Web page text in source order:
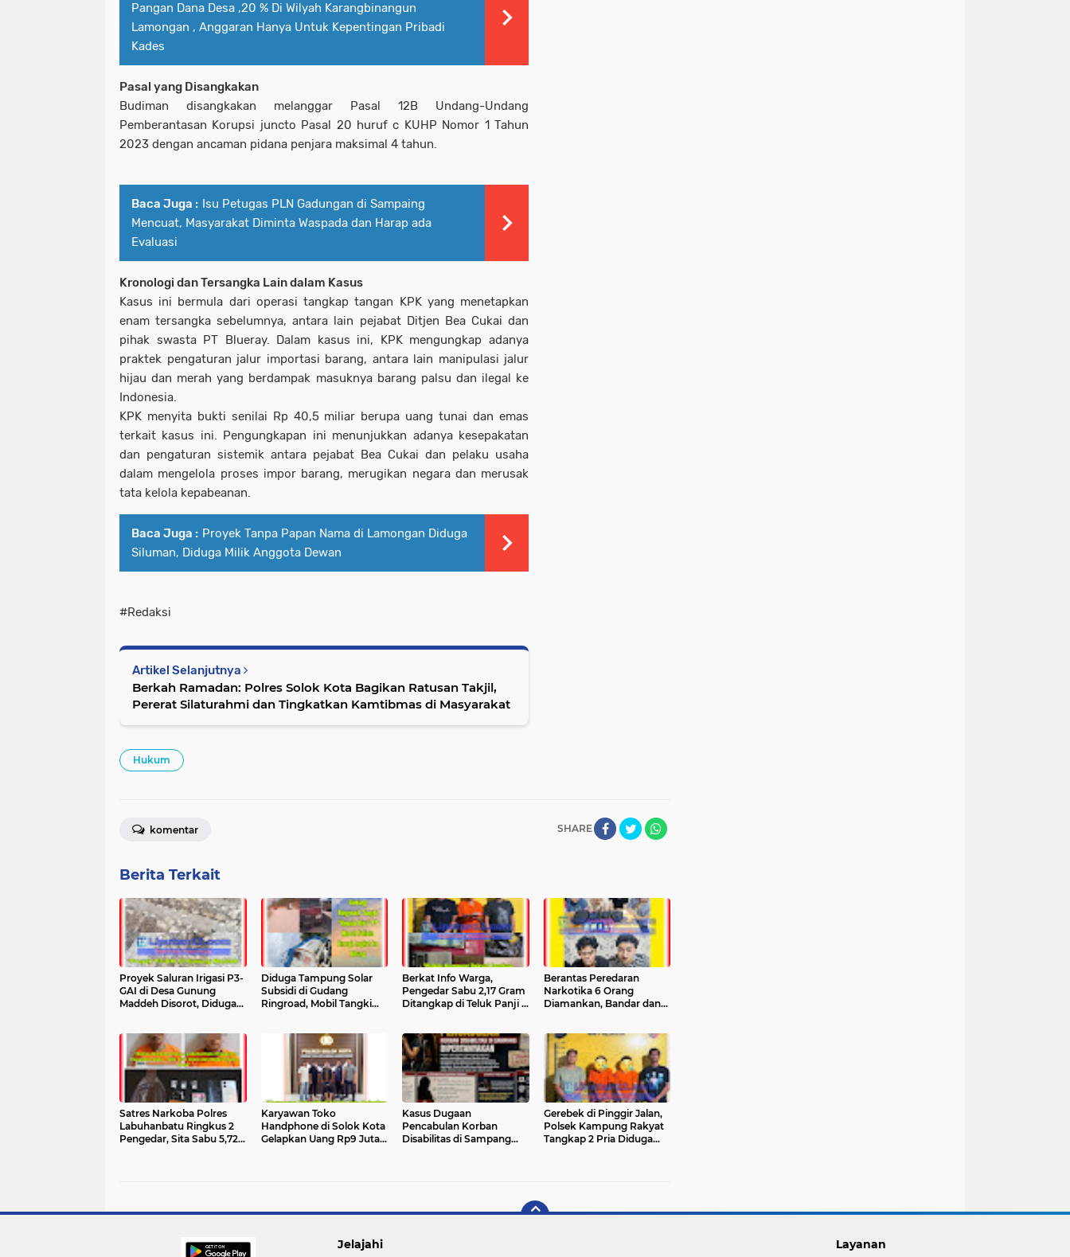
Pangan Dana Desa ,20 % Di Wilyah Karangbinangun
Lamongan , Anggaran Hanya Untuk Kepentingan Pribadi
Kades
Pasal yang Disangkakan
Budiman disangkakan melanggar Pasal 12B Undang-Undang
Pemberantasan Korupsi juncto Pasal 20 huruf c KUHP Nomor 1 Tahun
2023 dengan ancaman pidana penjara maksimal 4 tahun.
Baca Juga : Isu Petugas PLN Gadungan di Sampaing
Mencuat, Masyarakat Diminta Waspada dan Harap ada
Evaluasi
Kronologi dan Tersangka Lain dalam Kasus
Kasus ini bermula dari operasi tangkap tangan KPK yang menetapkan
enam tersangka sebelumnya, antara lain pejabat Ditjen Bea Cukai dan
pihak swasta PT Blueray. Dalam kasus ini, KPK mengungkap adanya
praktek pengaturan jalur importasi barang, antara lain manipulasi jalur
hijau dan merah yang berdampak masuknya barang palsu dan ilegal ke
Indonesia.
KPK menyita bukti senilai Rp 40,5 miliar berupa uang tunai dan emas
terkait kasus ini. Pengungkapan ini menunjukkan adanya kesepakatan
dan pengaturan sistemik antara pejabat Bea Cukai dan pelaku usaha
dalam mengelola proses impor barang, merugikan negara dan merusak
tata kelola kepabeanan.
Baca Juga : Proyek Tanpa Papan Nama di Lamongan Diduga
Siluman, Diduga Milik Anggota Dewan
#Redaksi
Artikel Selanjutnya
Berkah Ramadan: Polres Solok Kota Bagikan Ratusan Takjil,
Pererat Silaturahmi dan Tingkatkan Kamtibmas di Masyarakat
Hukum
SHARE
komentar
Berita Terkait
Proyek Saluran Irigasi P3-
GAI di Desa Gunung
Maddeh Disorot, Diduga
Spesifikasi
Diduga Tampung Solar
Subsidi di Gudang
Ringroad, Mobil Tangki
Disebut Angkut ke Bitung
Berkat Info Warga,
Pengedar Sabu 2,17 Gram
Ditangkap di Teluk Panji II
Berantas Peredaran
Narkotika 6 Orang
Diamankan, Bandar dan
– Sita Shabu Lebih Dari 11
Gram
Satres Narkoba Polres
Labuhanbatu Ringkus 2
Pengedar, Sita Sabu 5,72
Karyawan Toko
Handphone di Solok Kota
Gelapkan Uang Rp9 Juta
Kasus Dugaan
Pencabulan Korban
Disabilitas di Sampang
Gerebek di Pinggir Jalan,
Polsek Kampung Rakyat
Tangkap 2 Pria Diduga
Jelajahi Layanan